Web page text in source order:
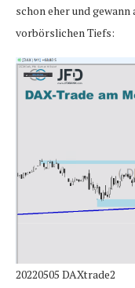
schon eher und
vorbörslichen Tiefs:
20220505 DAXtrade2